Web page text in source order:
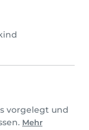
vorgelegt und
Mehr